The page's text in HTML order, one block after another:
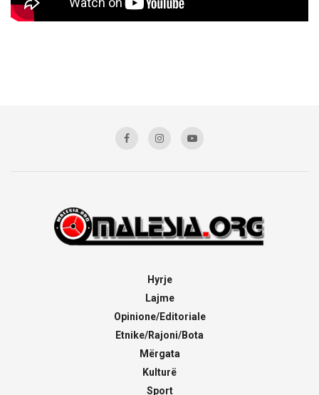
Hyrje
Lajme
Opinione/Editoriale
Etnike/Rajoni/Bota
Mërgata
Kulturë
Sport